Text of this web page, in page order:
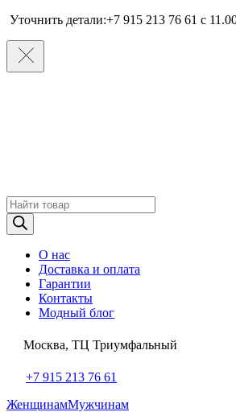
Уточнить детали:+7 915 213 76 61 c
Поиск
товаров
О нас
Доставка и оплата
Гарантии
Контакты
Модный блог
Москва, ТЦ Триумфальный
+7 915 213 76 61
ЖенщинамМужчинам